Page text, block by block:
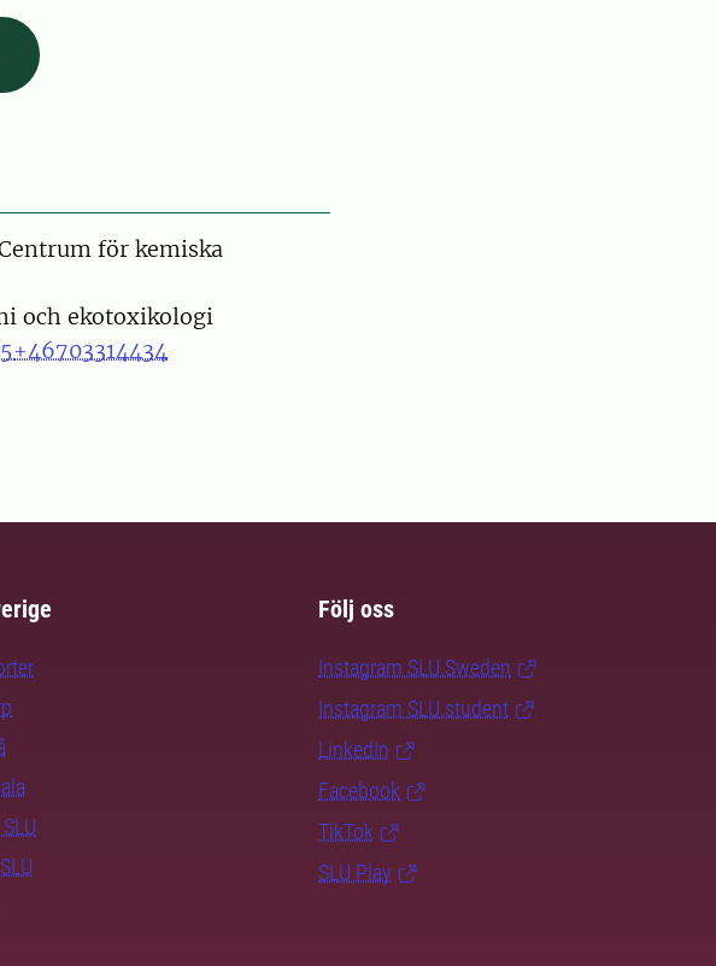
för kemiska
och ekotoxikologi
+46703314434
Följ oss
Instagram SLU.Sweden
Instagram SLU.student
LinkedIn
Facebook
TikTok
SLU Play